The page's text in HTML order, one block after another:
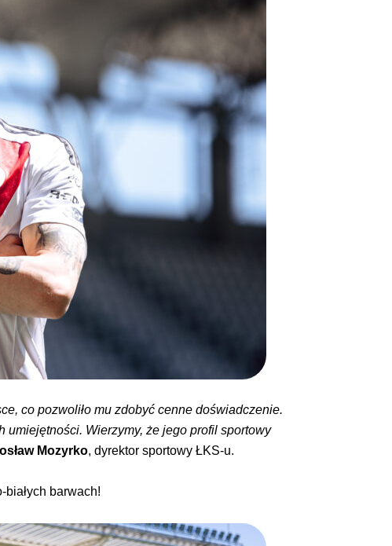
co pozwoliło mu zdobyć cenne doświadczenie.
Wierzymy, że jego profil sportowy
Mozyrko, dyrektor sportowy ŁKS-u.
barwach!